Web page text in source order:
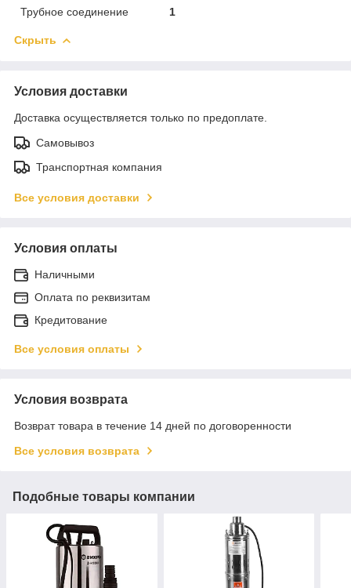
Трубное соединение
1
Скрыть
Условия доставки
Доставка осуществляется только по предоплате.
Самовывоз
Транспортная компания
Все условия доставки
Условия оплаты
Наличными
Оплата по реквизитам
Кредитование
Все условия оплаты
Условия возврата
Возврат товара в течение 14 дней по договоренности
Все условия возврата
Подобные товары компании